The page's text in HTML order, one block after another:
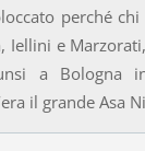
perché
Iellini e
a Bologna
il grande Asa